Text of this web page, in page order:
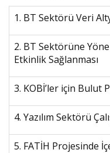
1. BT Sektörü Veri
2. BT Sektörüne
Etkinlik Sağlanması
3. KOBİ’ler için Bulut
4. Yazılım Sektörü
5. FATİH Projesinde